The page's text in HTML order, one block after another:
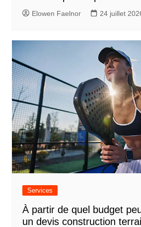
Elowen Faelnor 24 juillet
Services
À partir de quel budget
un devis construction